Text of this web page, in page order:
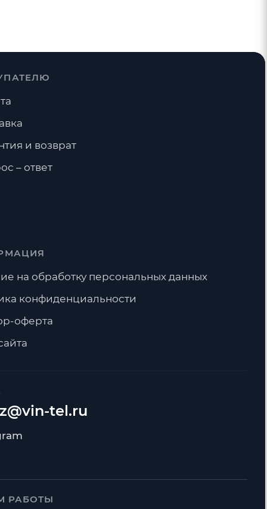
tel.ru
РАБОТЫ
и возврат
– ответ
на обработку персональных данных
конфиденциальности
оферта